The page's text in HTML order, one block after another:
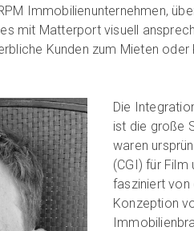
Immobilienunternehmen,
mit Matterport visuell
Kunden zum Mieten
Die
ist die große
waren
(CGI) für
fasziniert von
Konzeption